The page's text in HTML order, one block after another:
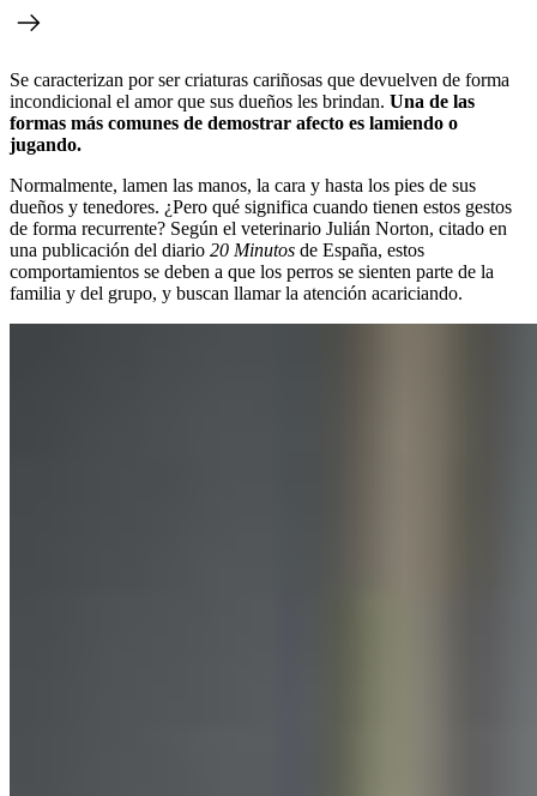
Se caracterizan por ser criaturas cariñosas que devuelven de forma
incondicional el amor que sus dueños les brindan. Una de las
formas más comunes de demostrar afecto es lamiendo o
jugando.
Normalmente, lamen las manos, la cara y hasta los pies de sus
dueños y tenedores. ¿Pero qué significa cuando tienen estos gestos
de forma recurrente? Según el veterinario Julián Norton, citado en
una publicación del diario 20 Minutos de España, estos
comportamientos se deben a que los perros se sienten parte de la
familia y del grupo, y buscan llamar la atención acariciando.